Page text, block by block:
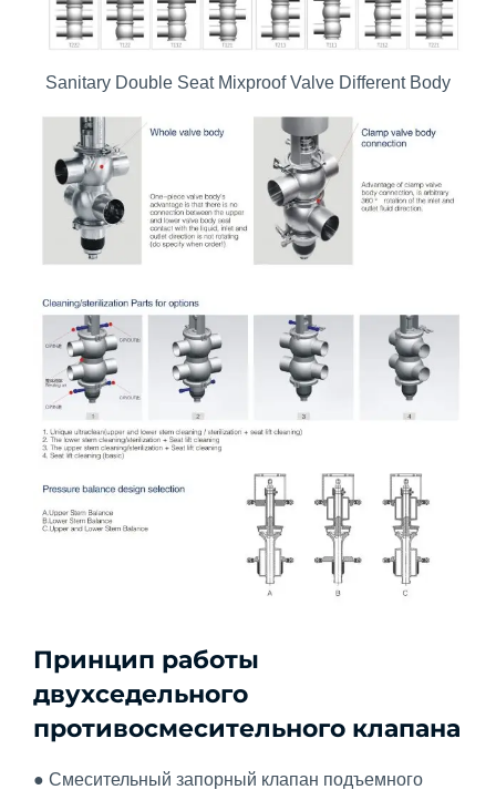
Sanitary Double Seat Mixproof Valve Different Body
Принцип работы
двухседельного
противосмесительного клапана
● Смесительный запорный клапан подъемного